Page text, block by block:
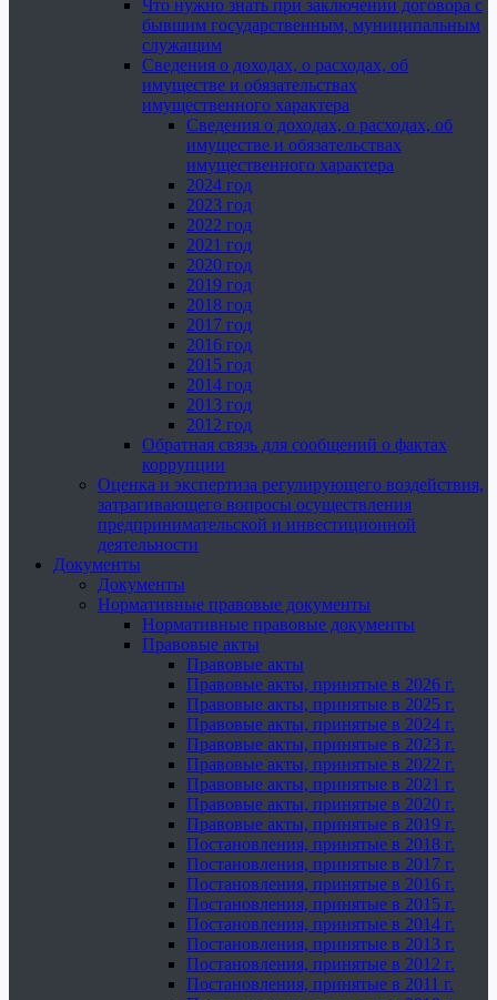
Что нужно знать при заключении договора с
бывшим государственным, муниципальным
служащим
Сведения о доходах, о расходах, об
имуществе и обязательствах
имущественного характера
Сведения о доходах, о расходах, об
имуществе и обязательствах
имущественного характера
2024 год
2023 год
2022 год
2021 год
2020 год
2019 год
2018 год
2017 год
2016 год
2015 год
2014 год
2013 год
2012 год
Обратная связь для сообщений о фактах
коррупции
Оценка и экспертиза регулирующего воздействия,
затрагивающего вопросы осуществления
предпринимательской и инвестиционной
деятельности
Документы
Документы
Нормативные правовые документы
Нормативные правовые документы
Правовые акты
Правовые акты
Правовые акты, принятые в 2026 г.
Правовые акты, принятые в 2025 г.
Правовые акты, принятые в 2024 г.
Правовые акты, принятые в 2023 г.
Правовые акты, принятые в 2022 г.
Правовые акты, принятые в 2021 г.
Правовые акты, принятые в 2020 г.
Правовые акты, принятые в 2019 г.
Постановления, принятые в 2018 г.
Постановления, принятые в 2017 г.
Постановления, принятые в 2016 г.
Постановления, принятые в 2015 г.
Постановления, принятые в 2014 г.
Постановления, принятые в 2013 г.
Постановления, принятые в 2012 г.
Постановления, принятые в 2011 г.